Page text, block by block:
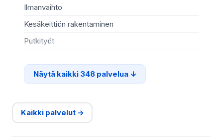
Ilmanvaihto
Kesäkeittiön rakentaminen
Putkityöt
Näytä kaikki 348 palvelua
Kaikki palvelut →